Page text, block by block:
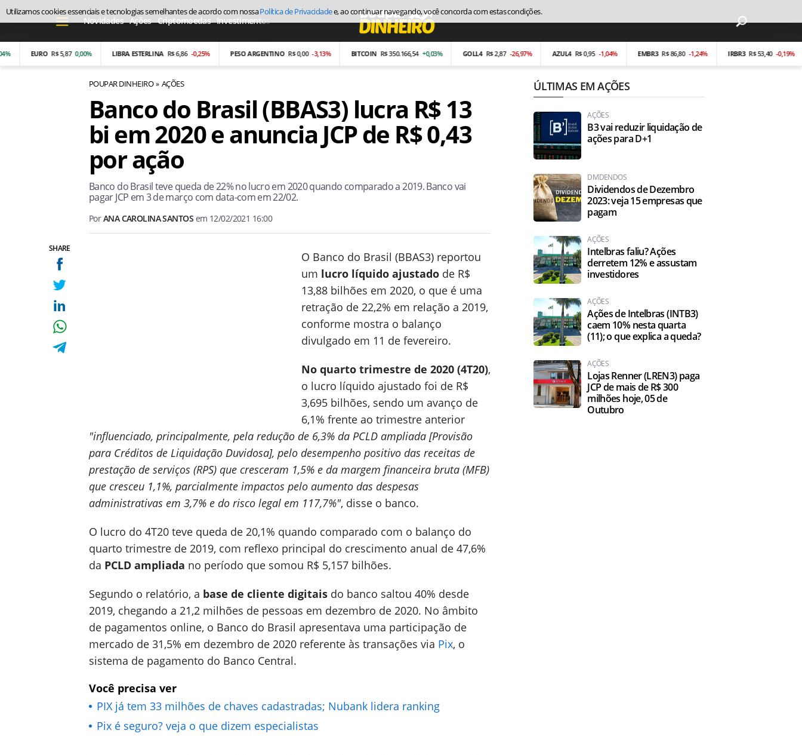
Novidades Ações Criptomoedas Investimentos Economia
EURO R$ 5,87 0,00% LIBRA ESTERLINA R$ 6,86 -0,25% PESO ARGENTINO R$ 0,00 -3,13% BITCOIN R$ 350.166,54 +0,03% GOLL4 R$ 2,87 -26,97% AZUL4 R$ 0,95 -1,04% EMBR3 R$ 86,80 -1,24% IRBR3 R$ 53,40 -0,19%
POUPAR DINHEIRO AÇÕES
SHARE
Banco do Brasil (BBAS3) lucra R$ 13
bi em 2020 e anuncia JCP de R$ 0,43
por ação
Banco do Brasil teve queda de 22% no lucro em 2020 quando comparado a 2019. Banco vai
pagar JCP em 3 de março com data-com em 22/02.
PorANA CAROLINA SANTOS em 12/02/2021 16:00
O Banco do Brasil (BBAS3) reportou
um lucro líquido ajustado de R$
13,88 bilhões em 2020, o que é uma
retração de 22,2% em relação a 2019,
conforme mostra o balanço
divulgado em 11 de fevereiro.
No quarto trimestre de 2020 (4T20),
o lucro líquido ajustado foi de R$
3,695 bilhões, sendo um avanço de
6,1% frente ao trimestre anterior
"influenciado, principalmente, pela redução de 6,3% da PCLD ampliada [Provisão
para Créditos de Liquidação Duvidosa], pelo desempenho positivo das receitas de
prestação de serviços (RPS) que cresceram 1,5% e da margem financeira bruta (MFB)
que cresceu 1,1%, parcialmente impactos pelo aumento das despesas
administrativas em 3,7% e do risco legal em 117,7%", disse o banco.
O lucro do 4T20 teve queda de 20,1% quando comparado com o balanço do
quarto trimestre de 2019, com reflexo principal do crescimento anual de 47,6%
da PCLD ampliada no período que somou R$ 5,157 bilhões.
Segundo o relatório, a base de cliente digitais do banco saltou 40% desde
2019, chegando a 21,2 milhões de pessoas em dezembro de 2020. No âmbito
de pagamentos online, o Banco do Brasil apresentava uma participação de
mercado de 31,5% em dezembro de 2020 referente às transações via Pix, o
sistema de pagamento do Banco Central.
Você precisa ver
PIX já tem 33 milhões de chaves cadastradas; Nubank lidera ranking
Pix é seguro? veja o que dizem especialistas
ÚLTIMAS EM AÇÕES
AÇÕES
B3 vai reduzir liquidação de
ações para D+1
DIVIDENDOS
Dividendos de Dezembro
2023: veja 15 empresas que
pagam
AÇÕES
Intelbras faliu? Ações
derretem 12% e assustam
investidores
AÇÕES
Ações de Intelbras (INTB3)
caem 10% nesta quarta
(11); o que explica a queda?
AÇÕES
Lojas Renner (LREN3) paga
JCP de mais de R$ 300
milhões hoje, 05 de
Outubro
Utilizamos cookies essenciais e tecnologias semelhantes de acordo com nossaPolítica de Privacidadee, ao continuar navegando, você concorda com estas condições.